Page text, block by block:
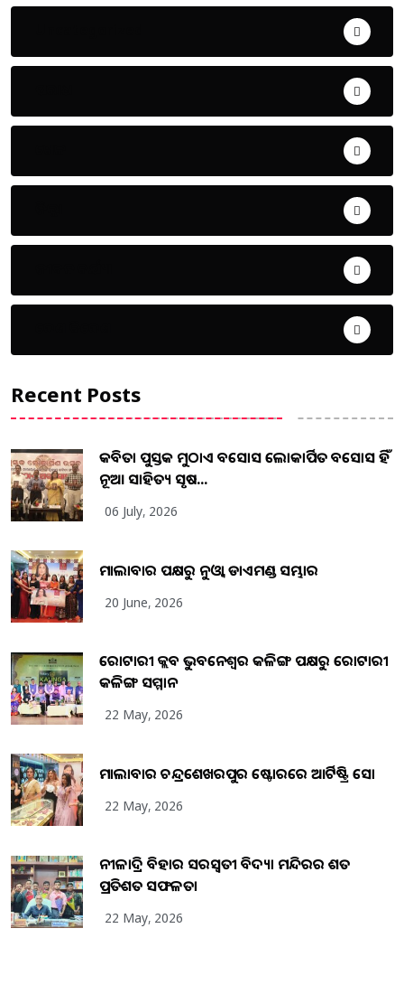
Recent Posts
କବିତା ପୁସ୍ତକ ମୁଠାଏ ଅବସୋସ ଲୋକାର୍ପିତ ଅବସୋସ ହିଁ
ନୂଆ ସାହିତ୍ୟ ସୃଷ...
06 July, 2026
ମାଲାବାର ପକ୍ଷରୁ ନୁଓ୍ବା ଡାଏମଣ୍ଡ ସମ୍ଭାର
20 June, 2026
ରୋଟାରୀ କ୍ଲବ ଭୁବନେଶ୍ୱର କଳିଙ୍ଗ ପକ୍ଷରୁ ରୋଟାରୀ
କଳିଙ୍ଗ ସମ୍ମାନ
22 May, 2026
ମାଲାବାର ଚନ୍ଦ୍ରଶେଖରପୁର ଷ୍ଟୋରରେ ଆର୍ଟିଷ୍ଟ୍ରି ସୋ
22 May, 2026
ନୀଳାଦ୍ରି ବିହାର ସରସ୍ୱତୀ ବିଦ୍ୟା ମନ୍ଦିରର ଶତ
ପ୍ରତିଶତ ସଫଳତା
22 May, 2026